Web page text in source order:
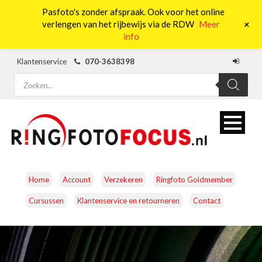
Klantenservice
070-3638398
Producten
zoeken
Home Account Verzekeren Ringfoto Goldmember
Cursussen Klantenservice en retourneren Contact
CAMERA’S OBJECTIEVEN ACCESSOIRES
Pasfoto's zonder afspraak. Ook voor het online
verlengen van het rijbewijs via de RDW Meer
info
+